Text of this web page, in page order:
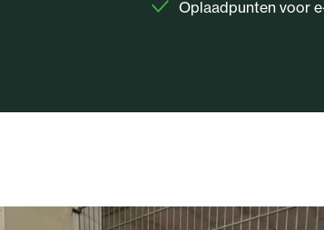
Oplaadpunten voor